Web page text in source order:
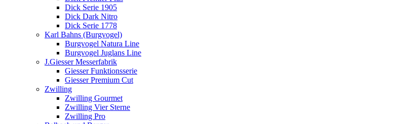
Dick Serie 1905
Dick Dark Nitro
Dick Serie 1778
Karl Bahns (Burgvogel)
Burgvogel Natura Line
Burgvogel Juglans Line
J.Giesser Messerfabrik
Giesser Funktionsserie
Giesser Premium Cut
Zwilling
Zwilling Gourmet
Zwilling Vier Sterne
Zwilling Pro